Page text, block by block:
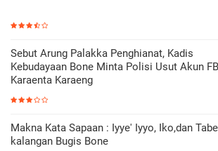
Sebut Arung Palakka Penghianat, Kadis
Kebudayaan Bone Minta Polisi Usut Akun FB
Karaenta Karaeng
Makna Kata Sapaan : Iyye' Iyyo, Iko,dan
kalangan Bugis Bone